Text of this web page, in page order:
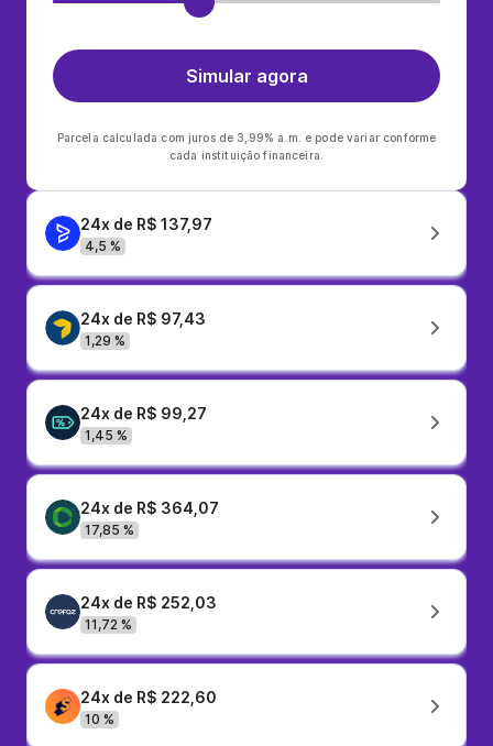
Simular agora
Parcela calculada com juros de 3,99% a.m. e pode variar conforme
cada instituição financeira.
24x de R$ 137,97
4,5 %
24x de R$ 97,43
1,29 %
24x de R$ 99,27
1,45 %
24x de R$ 364,07
17,85 %
24x de R$ 252,03
11,72 %
24x de R$ 222,60
10 %